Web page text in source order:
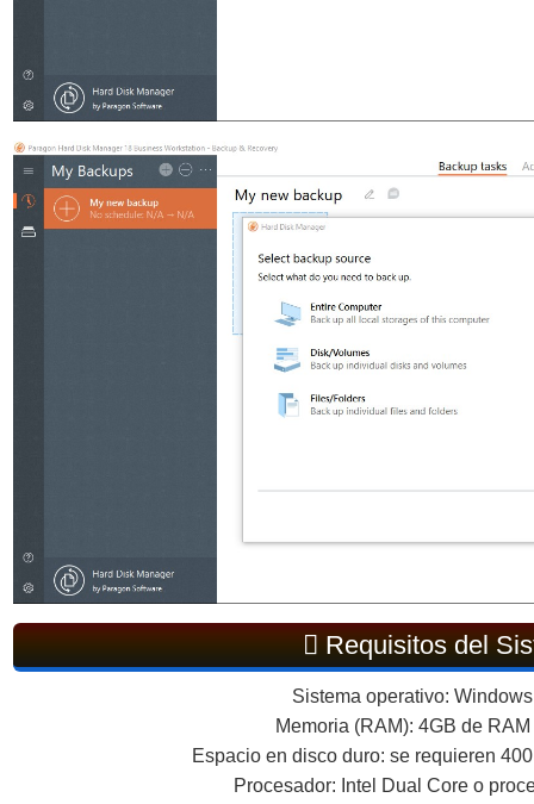
Requisitos del
Sistema operativo:
Memoria (RAM): 4GB de
Espacio en disco duro: se requieren
Procesador: Intel Dual Core o